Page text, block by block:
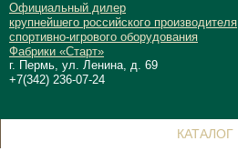
Официальный дилер
крупнейшего российского производителя
спортивно-игрового оборудования
Фабрики «Старт»
г. Пермь, ул. Ленина, д. 69
+7(342) 236-07-24
КАТАЛОГ